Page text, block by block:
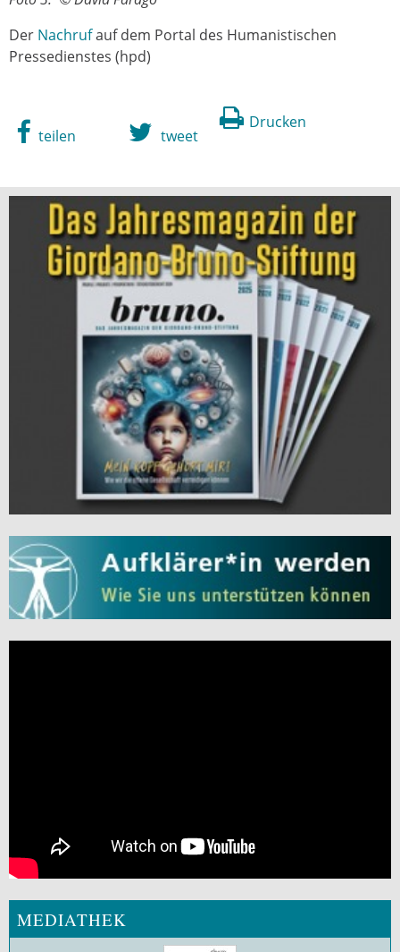
Der Nachrufauf dem Portal des Humanistischen
Pressedienstes (hpd)
Drucken
teilen tweet
MEDIATHEK